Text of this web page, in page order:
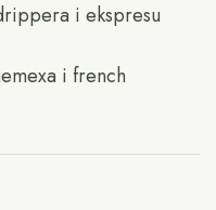
i ekspresu
i french